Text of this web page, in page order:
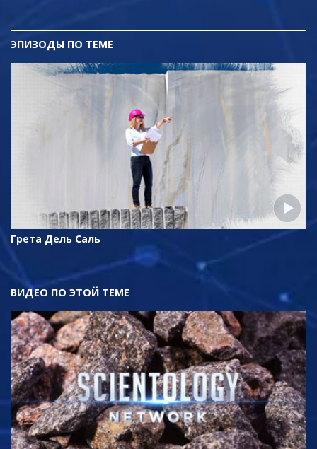
ЭПИЗОДЫ ПО ТЕМЕ
Грета Дель Саль
ВИДЕО ПО ЭТОЙ ТЕМЕ